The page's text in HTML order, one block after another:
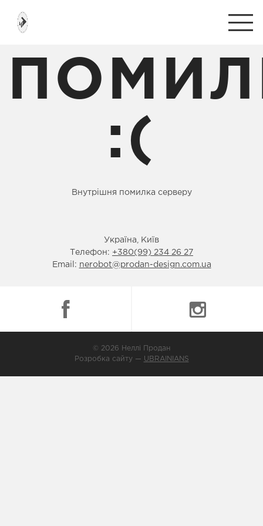
:(
Внутрішня помилка серверу
Україна, Київ
Телефон: +380(99) 234 26 27
Email: nerobot@prodan-design.com.ua
© 2026 Неллі Продан
Розробка сайту — UBRAINIANS